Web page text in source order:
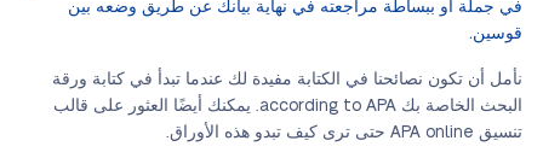
في جملة أو ببساطة مراجعته في نهاية بيانك عن طريق وضعه بين
قوسين.
نأمل أن تكون نصائحنا في الكتابة مفيدة لك عندما تبدأ في كتابة ورقة
البحث الخاصة بك according to APA. يمكنك أيضًا العثور على قالب
تنسيق APA online حتى ترى كيف تبدو هذه الأوراق.